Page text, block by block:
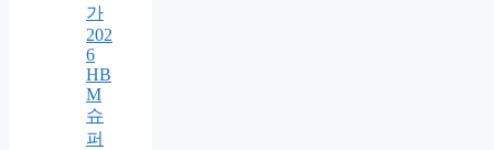
가
202
6
HB
M
슈
퍼